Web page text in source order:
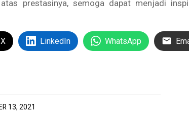
prestasinya, semoga dapat menjadi
LinkedIn WhatsApp
13, 2021